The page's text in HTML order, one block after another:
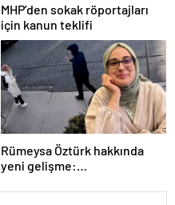
MHP’den sokak röportajları
için kanun teklifi
Rümeysa Öztürk hakkında
yeni gelişme:
geciktirilmemesini istedi